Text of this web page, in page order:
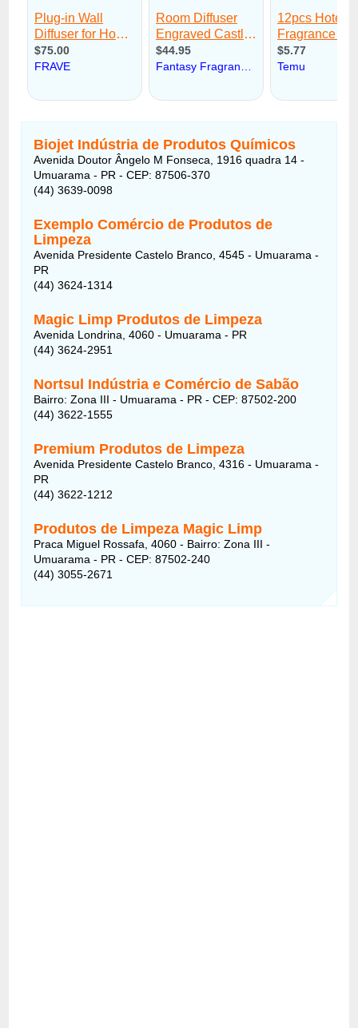
Biojet Indústria de Produtos Químicos
Avenida Doutor Ângelo M Fonseca, 1916 quadra 14 -
Umuarama - PR - CEP: 87506-370
(44) 3639-0098
Exemplo Comércio de Produtos de
Limpeza
Avenida Presidente Castelo Branco, 4545 - Umuarama -
PR
(44) 3624-1314
Magic Limp Produtos de Limpeza
Avenida Londrina, 4060 - Umuarama - PR
(44) 3624-2951
Nortsul Indústria e Comércio de Sabão
Bairro: Zona III - Umuarama - PR - CEP: 87502-200
(44) 3622-1555
Premium Produtos de Limpeza
Avenida Presidente Castelo Branco, 4316 - Umuarama -
PR
(44) 3622-1212
Produtos de Limpeza Magic Limp
Praca Miguel Rossafa, 4060 - Bairro: Zona III -
Umuarama - PR - CEP: 87502-240
(44) 3055-2671